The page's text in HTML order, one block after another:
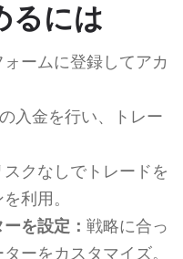
るには
ームに登録してアカ
入金を行い、トレー
スクなしでトレードを
利用。
を設定： 戦略に合っ
ーをカスタマイズ。